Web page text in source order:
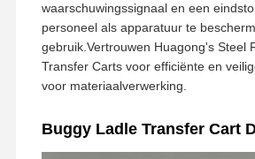
waarschuwingssignaal en een
personeel als apparatuur te
gebruik.Vertrouwen Huagong's Steel
Transfer Carts voor efficiënte en
voor materiaalverwerking.
Buggy Ladle Transfer Cart